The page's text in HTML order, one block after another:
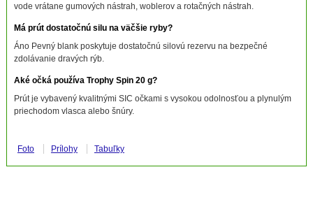
vode vrátane gumových nástrah, woblerov a rotačných nástrah.
Má prút dostatočnú silu na väčšie ryby?
Áno Pevný blank poskytuje dostatočnú silovú rezervu na bezpečné
zdolávanie dravých rýb.
Aké očká používa Trophy Spin 20 g?
Prút je vybavený kvalitnými SIC očkami s vysokou odolnosťou a plynulým
priechodom vlasca alebo šnúry.
Foto Prílohy Tabuľky